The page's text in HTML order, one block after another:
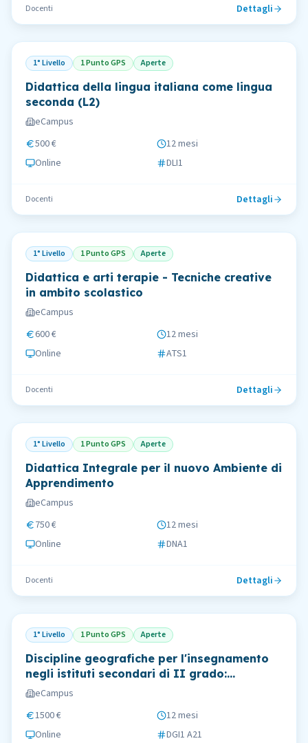
Docenti Dettagli
1° Livello 1 Punto GPS Aperte
Didattica della lingua italiana come lingua
seconda (L2)
eCampus
500 €
12 mesi
Online
DLI1
Docenti Dettagli
1° Livello 1 Punto GPS Aperte
Didattica e arti terapie - Tecniche creative
in ambito scolastico
eCampus
600 €
12 mesi
Online
ATS1
Docenti Dettagli
1° Livello 1 Punto GPS Aperte
Didattica Integrale per il nuovo Ambiente di
Apprendimento
eCampus
750 €
12 mesi
Online
DNA1
Docenti Dettagli
1° Livello 1 Punto GPS Aperte
Discipline geografiche per l'insegnamento
negli istituti secondari di II grado:
metodologie didattiche
eCampus
1500 €
12 mesi
Online
DGI1 A21